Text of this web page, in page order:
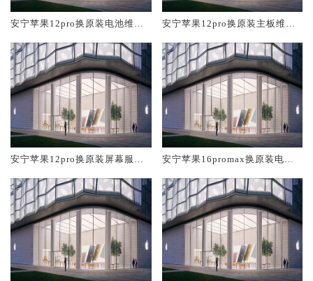
安宁苹果12pro换原装电池维修
安宁苹果12pro换原装主板维修
安宁苹果12pro换原装屏幕服务
安宁苹果16promax换原装电池